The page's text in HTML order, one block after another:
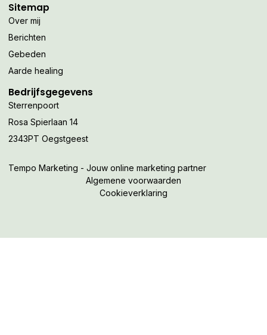
Sitemap
Over mij
Berichten
Gebeden
Aarde healing
Bedrijfsgegevens
Sterrenpoort
Rosa Spierlaan 14
2343PT Oegstgeest
Tempo Marketing - Jouw online marketing partner
Algemene voorwaarden
Cookieverklaring